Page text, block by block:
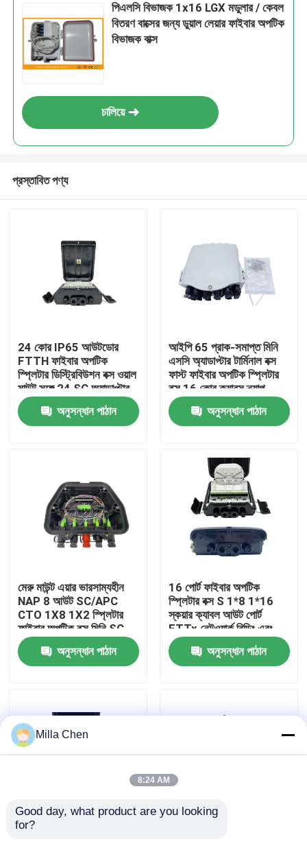
আমাদের সম্পর্কে
কারখানা ভ্রমণ
মান নিয়ন্ত্রণ
যোগাযোগ করুন
মামলা
পিএলসি বিভাজক 1x16 LGX মডুলার / কেবল
বিতরণ বাক্সের জন্য ডুয়াল লেয়ার ফাইবার অপটিক
বিভাজক বাক্স
চালিয়ে
প্রস্তাবিত পণ্য
24 কোর IP65 আউটডোর
FTTH ফাইবার অপটিক
স্প্লিটার ডিস্ট্রিবিউশন বক্স ওয়াল
মাউন্ট সঙ্গে 24 SC অ্যাডাপ্টার
PC+ABS FDB0224HF
অনুসন্ধান পাঠান
আইপি 65 প্রাক-সমাপ্ত মিনি
এসসি অ্যাডাপ্টার টার্মিনাল বক্স
ফাস্ট ফাইবার অপটিক স্প্লিটার
বক্স 16 কোর ক্যাবস ন্যাপ
অনুসন্ধান পাঠান
মেরু মাউন্ট এয়ার ভারসাম্যহীন
NAP 8 আউট SC/APC
CTO 1X8 1X2 স্প্লিটার
ফাইবার অপটিক বক্স মিনি SC
অনুসন্ধান পাঠান
16 পোর্ট ফাইবার অপটিক
স্প্লিটার বক্স S 1*8 1*16
স্কয়ার ক্যাবল আউট পোর্ট
FTTx নেটওয়ার্ক বিল্ডিং এবং
পরিচালনার জন্য
অনুসন্ধান পাঠান
আউটডোর এনএপি এফটিটিএইচ
Milla Chen
8:24 AM
Good day, what product are you looking
for?